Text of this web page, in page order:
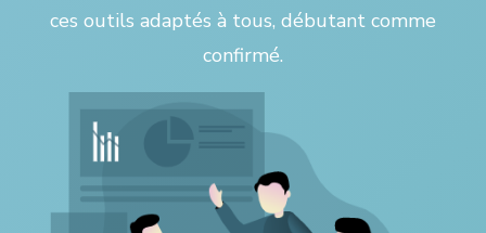
ces outils adaptés à tous, débutant comme
confirmé.